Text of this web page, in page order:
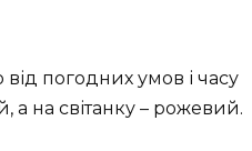
погодних умов і часу
а на світанку – рожевий.